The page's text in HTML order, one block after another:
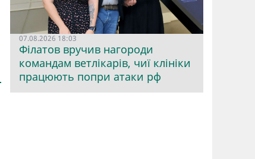
07.08.2026 18:03
Філатов вручив нагороди
командам ветлікарів, чиї клініки
працюють попри атаки рф